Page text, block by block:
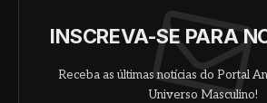
INSCREVA-SE PARA
Receba as últimas notícias do Portal
Universo Masculino!